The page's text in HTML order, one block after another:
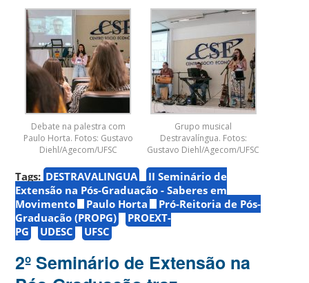
Debate na palestra com
Paulo Horta. Fotos: Gustavo
Diehl/Agecom/UFSC
Grupo musical
Destravalíngua. Fotos:
Gustavo Diehl/Agecom/UFSC
Tags: DESTRAVALINGUA
II Seminário de
Extensão na Pós-Graduação - Saberes em
Movimento
Paulo Horta
Pró-Reitoria de Pós-
Graduação (PROPG)
PROEXT-
PG
UDESC UFSC
2º Seminário de Extensão na